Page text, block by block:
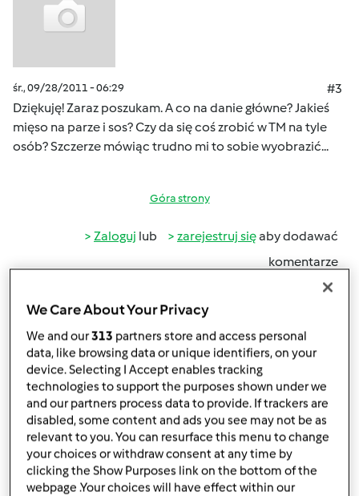
śr., 09/28/2011 - 06:29
#3
Dziękuję! Zaraz poszukam. A co na danie główne? Jakieś
mięso na parze i sos? Czy da się coś zrobić w TM na tyle
osób? Szczerze mówiąc trudno mi to sobie wyobrazić...
Góra strony
Zaloguj lub zarejestruj sięaby dodawać
komentarze
porcupine
(niezweryfikowany)
śr., 09/28/2011 - 06:37
A gdzie znajdę przepis na ten krem? Jest gdzieś w
przepisowni (wyszukiwarka pokazuje 0 trafień)?
We Care About Your Privacy
We and our313 partners store and access personal
data, like browsing data or unique identifiers, on your
device. Selecting I Accept enables tracking
technologies to support the purposes shown under we
and our partners process data to provide. If trackers are
disabled, some content and ads you see may not be as
relevant to you. You can resurface this menu to change
your choices or withdraw consent at any time by
clicking the Show Purposes link on the bottom of the
webpage .Your choices will have effect within our